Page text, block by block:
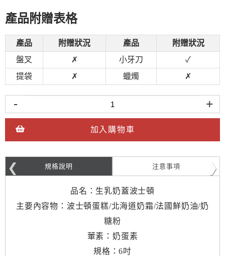
產品附贈表格
產品 附贈狀況 產品
附贈狀況
盤叉
✗ 小牙刀
✓
提袋
✗ 蠟燭 ✗
- +
加入購物車
規格說明 注意事項
品名：生乳奶蓋波士頓
主要內容物：波士頓蛋糕/北海道奶霜/法國鮮奶油/奶
糖粉
葷素：奶蛋素
規格：6吋